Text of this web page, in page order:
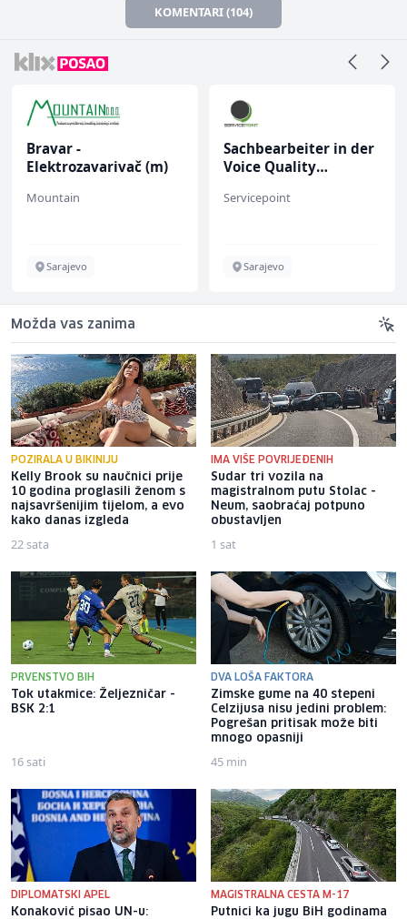
KOMENTARI (104)
Bravar -
Elektrozavarivač (m)
Mountain
Sarajevo
Sachbearbeiter in der
Voice Quality
Servicepoint
Sarajevo
Možda vas zanima
POZIRALA U BIKINIJU
Kelly Brook su naučnici prije
10 godina proglasili ženom s
najsavršenijim tijelom, a evo
kako danas izgleda
22 sata
IMA VIŠE POVRIJEĐENIH
Sudar tri vozila na
magistralnom putu Stolac -
Neum, saobraćaj potpuno
obustavljen
1 sat
PRVENSTVO BIH
Tok utakmice: Željezničar -
BSK 2:1
16 sati
DVA LOŠA FAKTORA
Zimske gume na 40 stepeni
Celzijusa nisu jedini problem:
Pogrešan pritisak može biti
mnogo opasniji
45 min
DIPLOMATSKI APEL
Konaković pisao UN-u:
MAGISTRALNA CESTA M-17
Putnici ka jugu BiH godinama